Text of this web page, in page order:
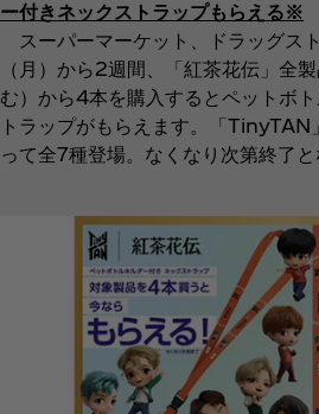
ー付きネックストラップもらえる※
スーパーマーケット、ドラッグス
（月）から2週間、「紅茶花伝」全
む）から4本を購入するとペットボ
トラップがもらえます。「TinyTAN
って全7種登場。なくなり次第終了と